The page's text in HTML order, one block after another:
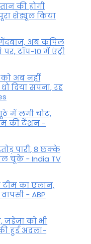
की होगी
शेड्यूल किया
अब कपिल
टॉप-10 में एंट्री
को अब नहीं
दिया सपना, रद्द
में लगी चोट,
की टेंशन -
पारी, 8 छक्के
चूके - India TV
टीम का एलान,
- ABP
जडेजा को भी
हुई अदला-